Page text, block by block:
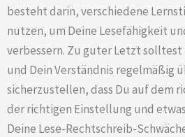
besteht darin, verschiedene
nutzen, um Deine Lesefähigkeit
verbessern. Zu guter Letzt solltest
und Dein Verständnis regelmäßig
sicherzustellen, dass Du auf dem
der richtigen Einstellung und
Deine Lese-Rechtschreib-